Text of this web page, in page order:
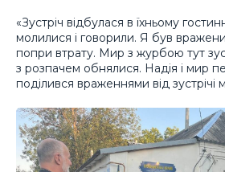
«Зустріч відбулася в їхньому
молилися і говорили. Я був
попри втрату. Мир з журбою тут
з розпачем обнялися. Надія і мир
поділився враженнями від зустрічі